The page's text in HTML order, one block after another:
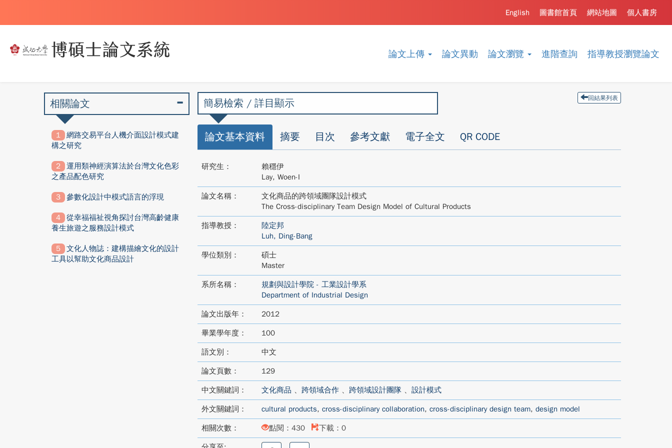
論文上傳 論文異動 論文瀏覽 進階查詢 指導教授瀏覽論文
個人書房
網站地圖
圖書館首頁
English
簡易檢索 / 詳目顯示 回結果列表
論文基本資料 摘要 目次 參考文獻 電子全文 QR CODE
研究生：
賴穩伊
Lay, Woen-I
論文名稱：
文化商品的跨領域團隊設計模式
The Cross-disciplinary Team Design Model of Cultural Products
指導教授：
陸定邦
Luh, Ding-Bang
學位類別：
碩士
Master
系所名稱：
規劃與設計學院 - 工業設計學系
Department of Industrial Design
論文出版年： 2012
畢業學年度： 100
語文別： 中文
論文頁數： 129
中文關鍵詞： 文化商品 、 跨領域合作、 跨領域設計團隊、 設計模式
外文關鍵詞： cultural products, cross-disciplinary collaboration, cross-disciplinary design team, design model
相關次數： 點閱：430 下載：0
相關論文
網路交易平台人機介面設計模式建
構之研究
運用類神經演算法於台灣文化色彩
之產品配色研究
參數化設計中模式語言的浮現
從幸福福祉視角探討台灣高齡健康
養生旅遊之服務設計模式
文化人物誌：建構描繪文化的設計
工具以幫助文化商品設計